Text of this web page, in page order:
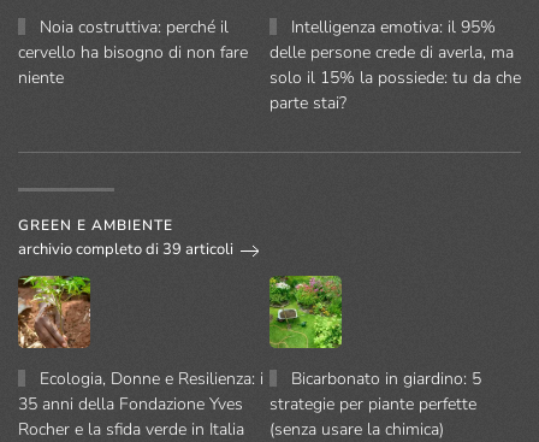
Noia costruttiva: perché il
cervello ha bisogno di non fare
niente
Intelligenza emotiva: il 95%
delle persone crede di averla, ma
solo il 15% la possiede: tu da che
parte stai?
GREEN E AMBIENTE
archivio completo di 39 articoli
Ecologia, Donne e Resilienza: i
35 anni della Fondazione Yves
Rocher e la sfida verde in Italia
Bicarbonato in giardino: 5
strategie per piante perfette
(senza usare la chimica)